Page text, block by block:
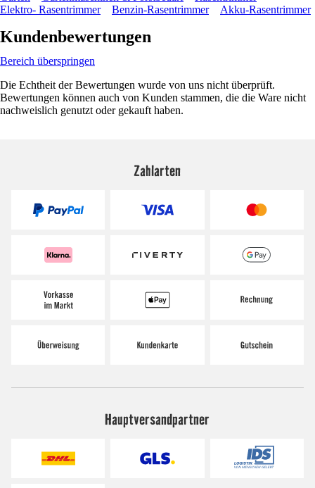
Elektro- Rasentrimmer
Benzin-Rasentrimmer Akku-Rasentrimmer
Kundenbewertungen
Bereich überspringen
Die Echtheit der Bewertungen wurde von uns nicht überprüft.
Bewertungen können auch von Kunden stammen, die die Ware nicht
nachweislich genutzt oder gekauft haben.
Zahlarten
Hauptversandpartner